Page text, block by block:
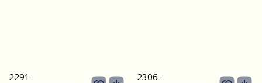
2291-
2306-